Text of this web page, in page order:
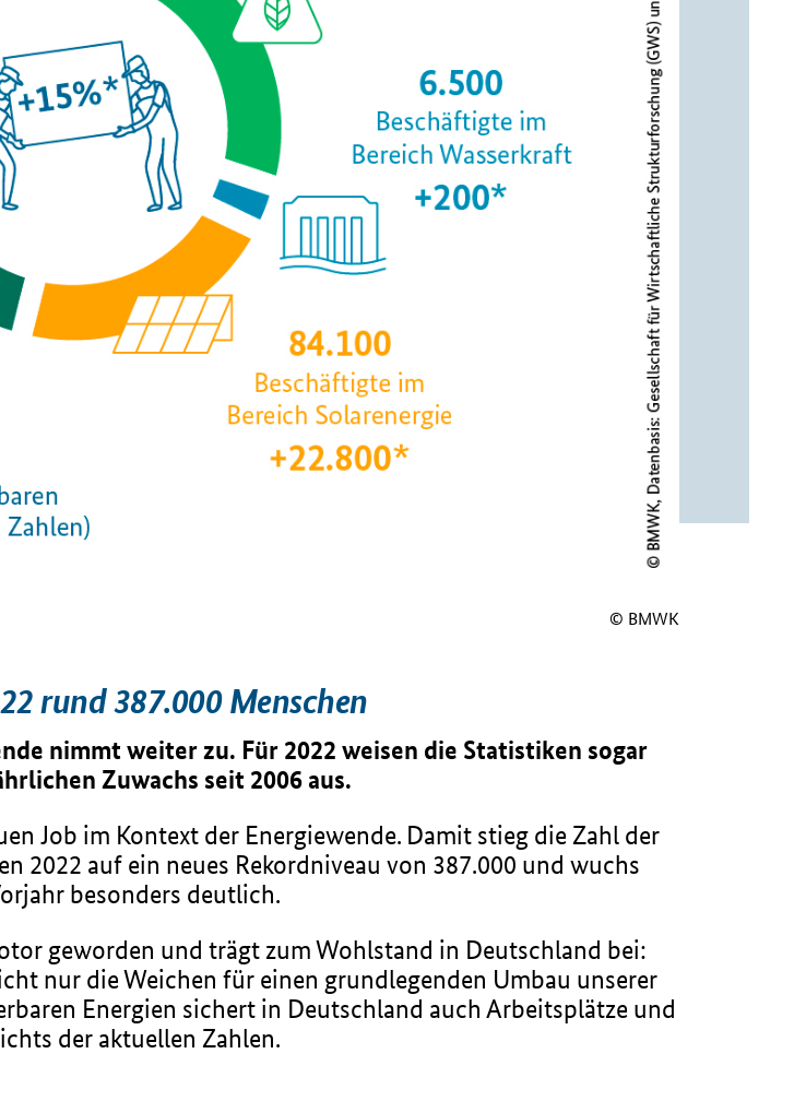
© BMWK
rund 387.000 Menschen
nimmt weiter zu. Für 2022 weisen die Statistiken sogar
Zuwachs seit 2006 aus.
Job im Kontext der Energiewende. Damit stieg die Zahl der
2022 auf ein neues Rekordniveau von 387.000 und wuchs
besonders deutlich.
geworden und trägt zum Wohlstand in Deutschland bei:
nur die Weichen für einen grundlegenden Umbau unserer
Energien sichert in Deutschland auch Arbeitsplätze und
der aktuellen Zahlen.